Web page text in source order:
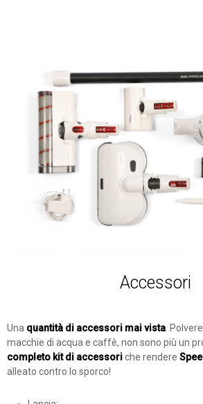
Accessori
Una quantità di accessori mai vista .
macchie di acqua e caffè, non sono più un
completo kit di accessoriche rendere
alleato contro lo sporco!